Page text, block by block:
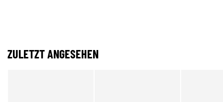
ZULETZT ANGESEHEN